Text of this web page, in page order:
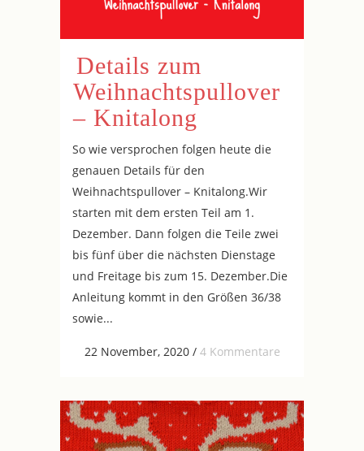
Details zum
Weihnachtspullover
– Knitalong
So wie versprochen folgen heute die
genauen Details für den
Weihnachtspullover – Knitalong.Wir
starten mit dem ersten Teil am 1.
Dezember. Dann folgen die Teile zwei
bis fünf über die nächsten Dienstage
und Freitage bis zum 15. Dezember.Die
Anleitung kommt in den Größen 36/38
sowie...
22 November, 2020/ 4 Kommentare